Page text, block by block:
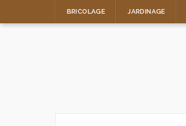
BRICOLAGE JARDINAGE